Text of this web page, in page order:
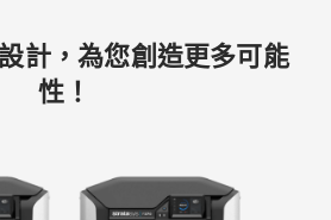
計，為您創造更多可能
性！